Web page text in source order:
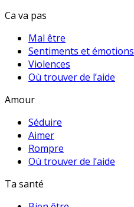
Ca va pas
Mal être
Sentiments et émotions
Violences
Où trouver de l’aide
Amour
Séduire
Aimer
Rompre
Où trouver de l’aide
Ta santé